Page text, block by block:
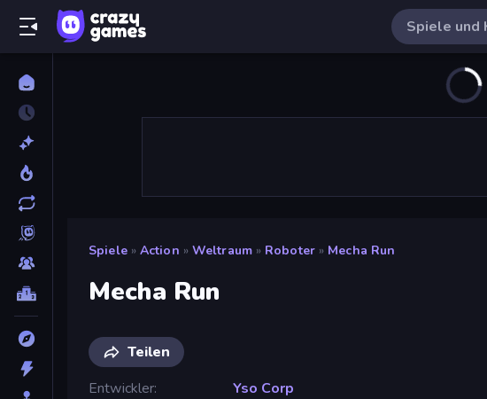
Spiele » Action » Weltraum » Roboter » Mecha Run
Mecha Run
Teilen
Entwickler
Yso Corp